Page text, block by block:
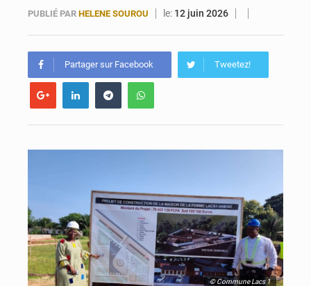
PUBLIÉ PAR HELENE SOUROU le: 12 juin 2026
Partager sur Facebook Tweetez!
© Commune Lacs 1